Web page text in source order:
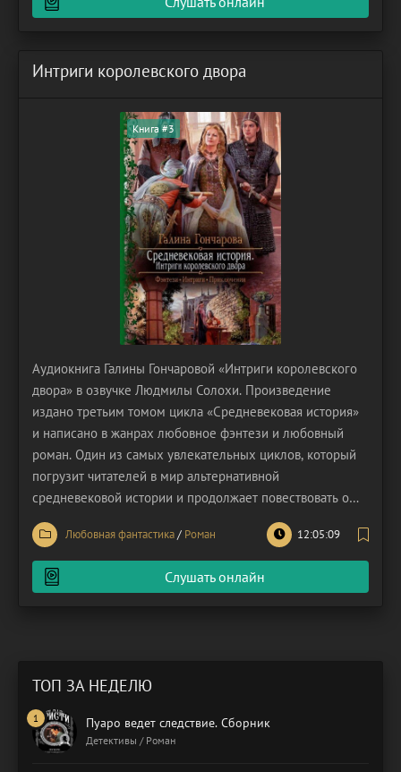
Интриги королевского двора
Книга #3
Аудиокнига Галины Гончаровой «Интриги королевского
двора» в озвучке Людмилы Солохи. Произведение
издано третьим томом цикла «Средневековая история»
и написано в жанрах любовное фэнтези и любовный
роман. Один из самых увлекательных циклов, который
погрузит читателей в мир альтернативной
средневековой истории и продолжает повествовать о
прекрасной, находчивой и неунывающей героине.
Обычная девушка медик, попала в чужое тело и в чужой
мир. Средние века – время суровое, и даже если ты
графиня, то
Любовная фантастика/ Роман 12:05:09
Слушать онлайн
ТОП ЗА НЕДЕЛЮ
Пуаро ведет следствие. Сборник
Детективы / Роман